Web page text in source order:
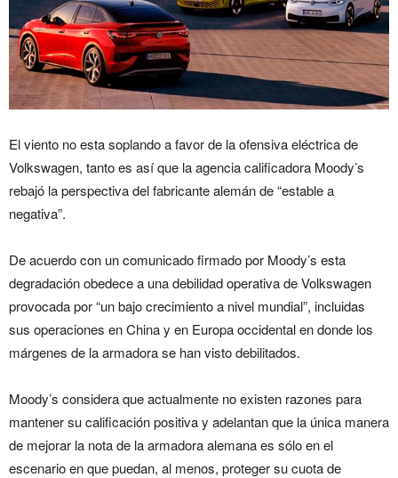
El viento no esta soplando a favor de la ofensiva eléctrica de
Volkswagen, tanto es así que la agencia calificadora Moody’s
rebajó la perspectiva del fabricante alemán de “estable a
negativa”.
De acuerdo con un comunicado firmado por Moody’s esta
degradación obedece a una debilidad operativa de Volkswagen
provocada por “un bajo crecimiento a nivel mundial”, incluidas
sus operaciones en China y en Europa occidental en donde los
márgenes de la armadora se han visto debilitados.
Moody’s considera que actualmente no existen razones para
mantener su calificación positiva y adelantan que la única manera
de mejorar la nota de la armadora alemana es sólo en el
escenario en que puedan, al menos, proteger su cuota de